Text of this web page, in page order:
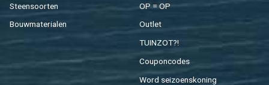
Steen­soor­ten
Bouw­ma­te­ri­a­len
OP = OP
Out­let
TUIN­ZOT?!
Cou­pon­co­des
Word sei­zoens­ko­ning